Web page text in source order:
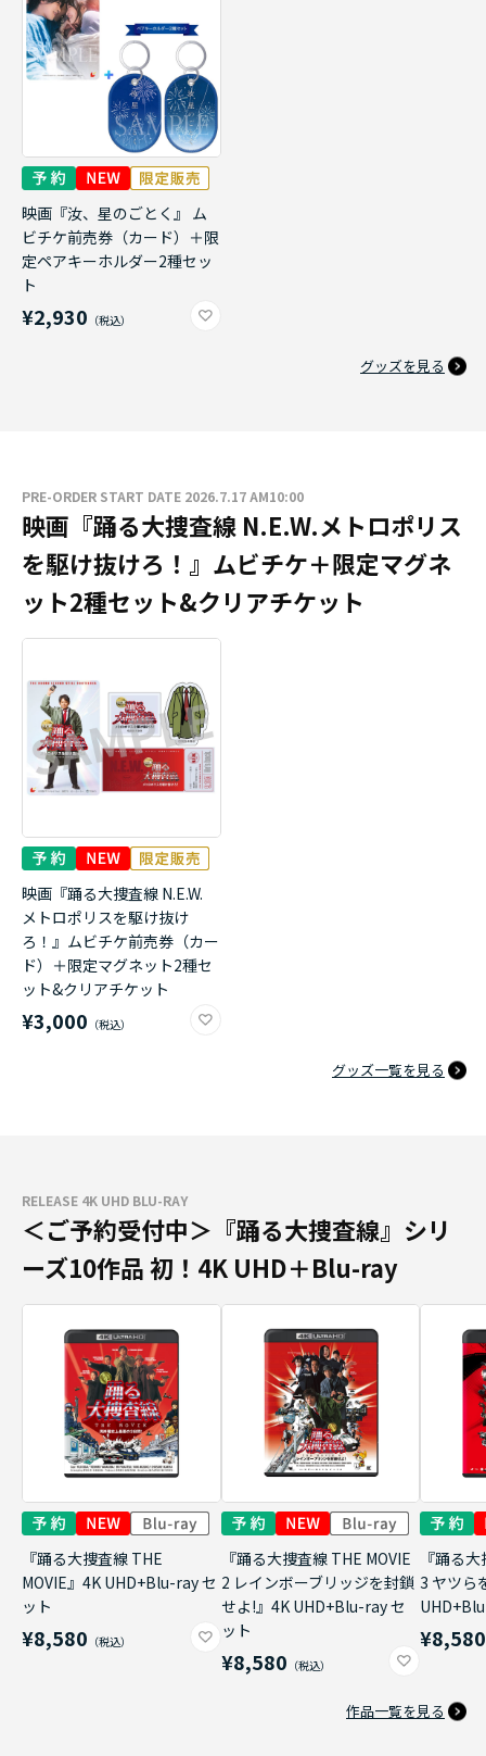
映画『汝、星のごとく』 ム
ビチケ前売券（カード）＋限
定ペアキーホルダー2種セッ
ト
¥2,930
グッズを見る
PRE-ORDER START DATE 2026.7.17 AM10:00
映画『踊る大捜査線 N.E.W.メトロポリス
を駆け抜けろ！』ムビチケ＋限定マグネ
ット2種セット&クリアチケット
映画『踊る大捜査線 N.E.W.
メトロポリスを駆け抜け
ろ！』ムビチケ前売券（カー
ド）＋限定マグネット2種セ
ット&クリアチケット
¥3,000
グッズ一覧を見る
RELEASE 4K UHD BLU-RAY
＜ご予約受付中＞『踊る大捜査線』シリ
ーズ10作品 初！4K UHD＋Blu-ray
『踊る大捜査線 THE
MOVIE』4K UHD+Blu-ray セ
ット
¥8,580
『踊る大捜査線 THE MOVIE
2 レインボーブリッジを封鎖
せよ!』4K UHD+Blu-ray セ
ット
¥8,580
『踊る
3 ヤツら
¥8,580
作品一覧を見る